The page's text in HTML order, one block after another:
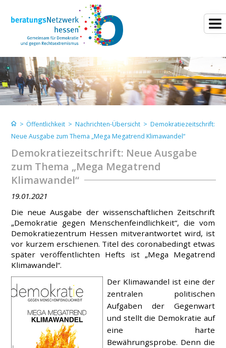
> Öffentlichkeit > Nachrichten-Übersicht > Demokratiezeitschrift:
Neue Ausgabe zum Thema „Mega Megatrend Klimawandel“
Demokratiezeitschrift: Neue Ausgabe
zum Thema „Mega Megatrend
Klimawandel“
19.01.2021
Die neue Ausgabe der wissenschaftlichen Zeitschrift
„Demokratie gegen Menschenfeindlichkeit“, die vom
Demokratiezentrum Hessen mitverantwortet wird, ist
vor kurzem erschienen. Titel des coronabedingt etwas
später veröffentlichten Hefts ist „Mega Megatrend
Klimawandel“.
Der Klimawandel ist eine der
zentralen politischen
Aufgaben der Gegenwart
und stellt die Demokratie auf
eine harte
Bewährungsprobe. Denn die